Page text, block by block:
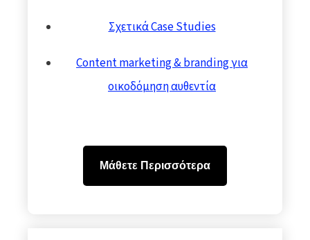
Σχετικά Case Studies
Content marketing & branding για
οικοδόμηση αυθεντία
Μάθετε Περισσότερα